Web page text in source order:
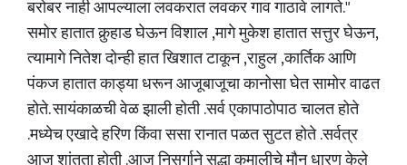
बरोबर नाही आपल्याला लवकरात लवकर गाव गाठावे लागते."
समोर हातात कुर्‍हाड घेऊन विशाल ,मागे मुकेश हातात सत्तुर घेऊन,
त्यामागे नितेश दोन्ही हात खिशात टाकून ,राहुल ,कार्तिक आणि
पंकज हातात काड्या धरून आजूबाजूचा कानोसा घेत सामोर वाढत
होते. सायंकाळची वेळ झाली होती .सर्व एकापाठोपाठ चालत होते
.मध्येच एखादे हरिण किंवा ससा रानात पळत सुटत होते .सर्वत्र